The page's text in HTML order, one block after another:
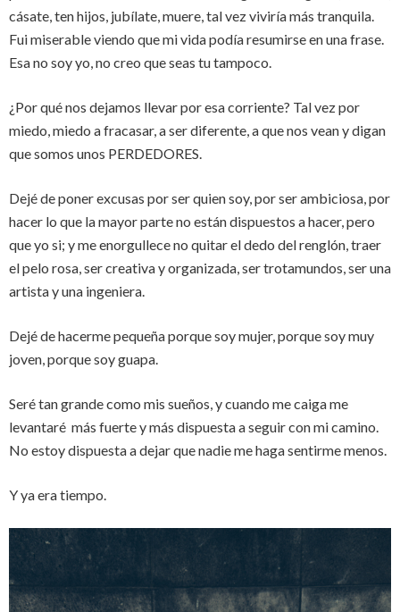
cásate, ten hijos, jubílate, muere, tal vez viviría más tranquila.
Fui miserable viendo que mi vida podía resumirse en una frase.
Esa no soy yo, no creo que seas tu tampoco.
¿Por qué nos dejamos llevar por esa corriente? Tal vez por
miedo, miedo a fracasar, a ser diferente, a que nos vean y digan
que somos unos PERDEDORES.
Dejé de poner excusas por ser quien soy, por ser ambiciosa, por
hacer lo que la mayor parte no están dispuestos a hacer, pero
que yo si; y me enorgullece no quitar el dedo del renglón, traer
el pelo rosa, ser creativa y organizada, ser trotamundos, ser una
artista y una ingeniera.
Dejé de hacerme pequeña porque soy mujer, porque soy muy
joven, porque soy guapa.
Seré tan grande como mis sueños, y cuando me caiga me
levantaré más fuerte y más dispuesta a seguir con mi camino.
No estoy dispuesta a dejar que nadie me haga sentirme menos.
Y ya era tiempo.